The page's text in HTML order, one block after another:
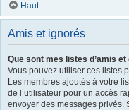
Haut
Amis et ignorés
Que sont mes listes d’amis et
Vous pouvez utiliser ces listes
Les membres ajoutés à votre
de l’utilisateur pour un accès
envoyer des messages privés.